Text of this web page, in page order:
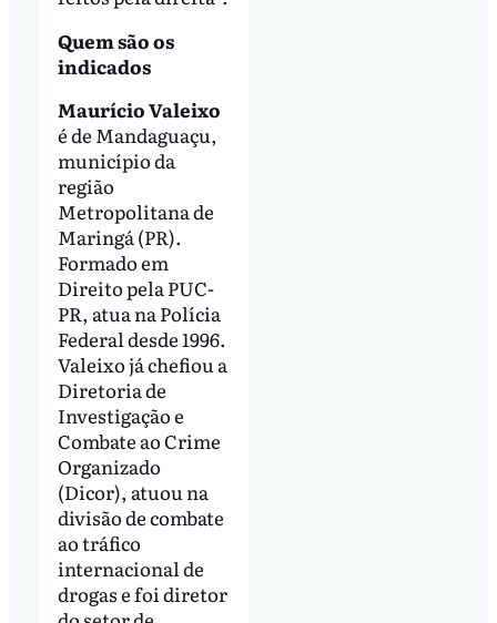
Quem são os
indicados
Maurício Valeixo
é de Mandaguaçu,
município da
região
Metropolitana de
Maringá (PR).
Formado em
Direito pela PUC-
PR, atua na Polícia
Federal desde 1996.
Valeixo já chefiou a
Diretoria de
Investigação e
Combate ao Crime
Organizado
(Dicor), atuou na
divisão de combate
ao tráfico
internacional de
drogas e foi diretor